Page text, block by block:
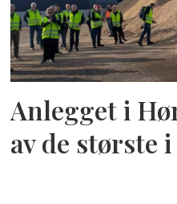
Anlegget i
av de største